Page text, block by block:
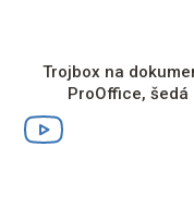
Trojbox na
ProOffice, šedá